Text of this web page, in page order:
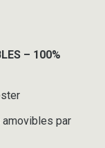
– 100%
par